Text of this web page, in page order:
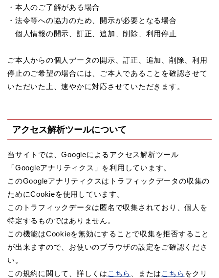
・本人のご了解がある場合
・法令等への協力のため、開示が必要となる場合
個人情報の開示、訂正、追加、削除、利用停止
ご本人からの個人データの開示、訂正、追加、削除、利用
停止のご希望の場合には、ご本人であることを確認させて
いただいた上、速やかに対応させていただきます。
アクセス解析ツールについて
当サイトでは、Googleによるアクセス解析ツール
「Googleアナリティクス」を利用しています。
このGoogleアナリティクスはトラフィックデータの収集の
ためにCookieを使用しています。
このトラフィックデータは匿名で収集されており、個人を
特定するものではありません。
この機能はCookieを無効にすることで収集を拒否すること
が出来ますので、お使いのブラウザの設定をご確認くださ
い。
この規約に関して、詳しくは こちら 、または こちら をクリ